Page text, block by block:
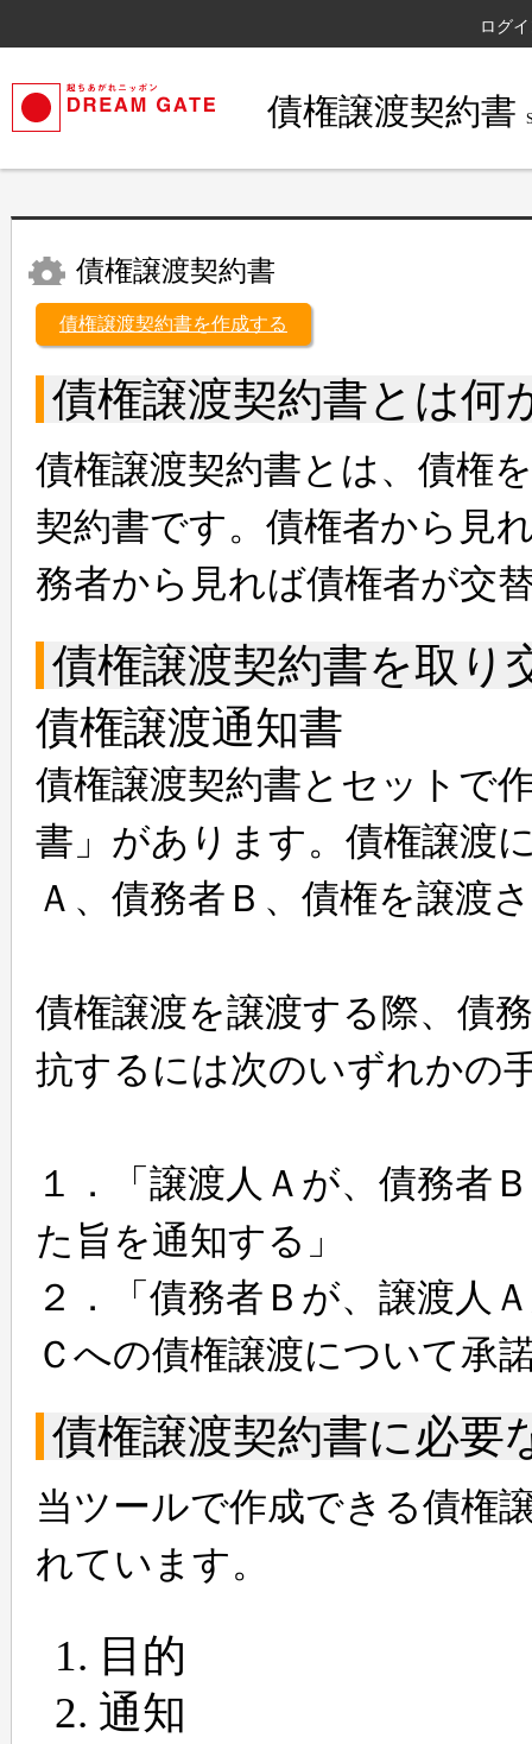
ログ
債権譲渡契約書
債権譲渡契約書
債権譲渡契約書を作成する
債権譲渡契約書とは何
債権譲渡契約書とは、債権
契約書です。債権者から見
務者から見れば債権者が交
債権譲渡契約書を取り
債権譲渡通知書
債権譲渡契約書とセットで
書」があります。債権譲渡
Ａ、債務者Ｂ、債権を譲渡
債権譲渡を譲渡する際、債
抗するには次のいずれかの
１．「譲渡人Ａが、債務者
た旨を通知する」
２．「債務者Ｂが、譲渡人
Ｃへの債権譲渡について承
債権譲渡契約書に必要
当ツールで作成できる債権
れています。
目的
通知